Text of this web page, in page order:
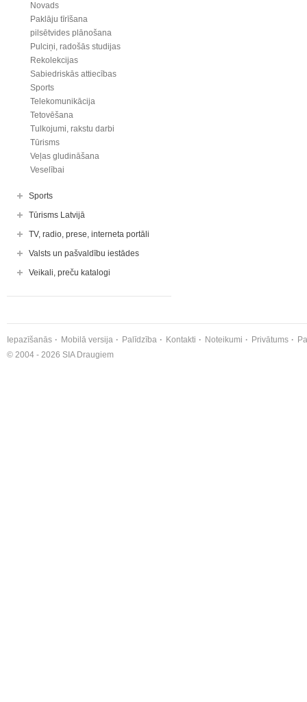
Novads
Paklāju tīrīšana
pilsētvides plānošana
Pulciņi, radošās studijas
Rekolekcijas
Sabiedriskās attiecības
Sports
Telekomunikācija
Tetovēšana
Tulkojumi, rakstu darbi
Tūrisms
Veļas gludināšana
Veselībai
Sports
Tūrisms Latvijā
TV, radio, prese, interneta portāli
Valsts un pašvaldību iestādes
Veikali, preču katalogi
Iepazīšanās Mobilā versija Palīdzība Kontakti Noteikumi Privātums
© 2004 - 2026 SIA Draugiem